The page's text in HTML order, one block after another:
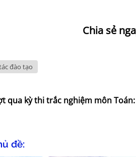
đào tạo
qua kỳ thi trắc nghiệm môn
đề: